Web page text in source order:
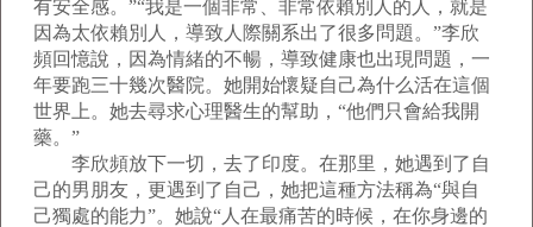
有安全感。”“我是一個非常、非常依賴別人的人，就是
因為太依賴別人，導致人際關系出了很多問題。”李欣
頻回憶說，因為情緒的不暢，導致健康也出現問題，一
年要跑三十幾次醫院。她開始懷疑自己為什么活在這個
世界上。她去尋求心理醫生的幫助，“他們只會給我開
藥。”
李欣頻放下一切，去了印度。在那里，她遇到了自
己的男朋友，更遇到了自己，她把這種方法稱為“與自
己獨處的能力”。她說“人在最痛苦的時候，在你身邊的